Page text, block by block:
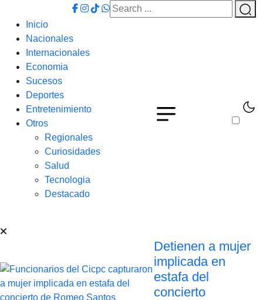
Inicio
Nacionales
Internacionales
Economia
Sucesos
Deportes
Entretenimiento
Otros
Regionales
Curiosidades
Salud
Tecnologia
Destacado
Detienen a mujer
implicada en
estafa del
concierto